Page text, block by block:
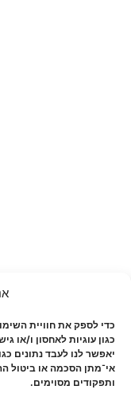
כדי לספק את חוויית
כגון עוגיות לאחסון ו/
יאפשר לנו לעבד נתונים
אי־מתן הסכמה או ביטול
ותפקודים מסוימים.